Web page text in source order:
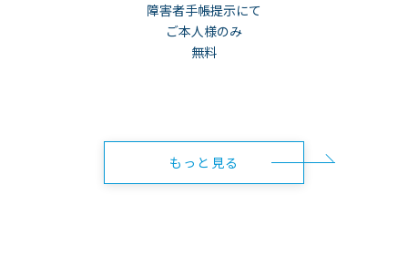
障害者手帳提示にて
ご本人様のみ
無料
もっと見る